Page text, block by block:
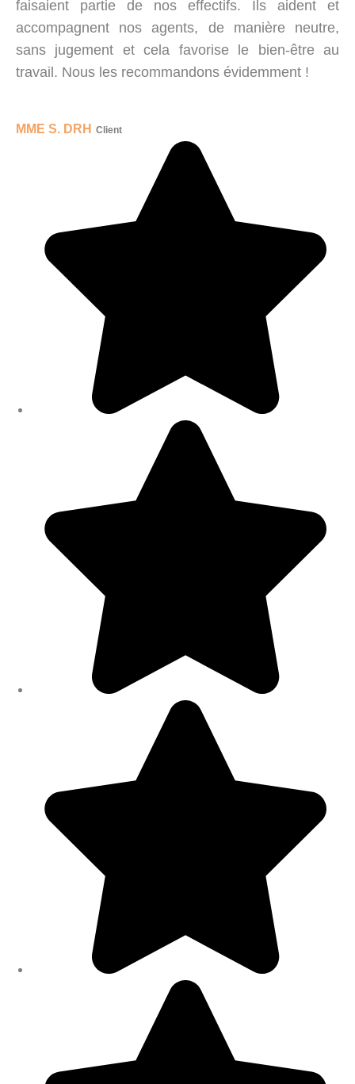
faisaient partie de nos effectifs. Ils aident et
accompagnent nos agents, de manière neutre,
sans jugement et cela favorise le bien-être au
travail. Nous les recommandons évidemment !
MME S. DRH Client